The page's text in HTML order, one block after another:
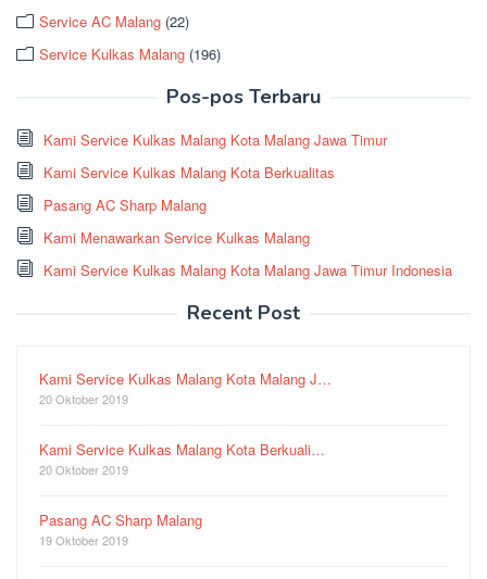
Service AC Malang (22)
Service Kulkas Malang (196)
Pos-pos Terbaru
Kami Service Kulkas Malang Kota Malang Jawa Timur
Kami Service Kulkas Malang Kota Berkualitas
Pasang AC Sharp Malang
Kami Menawarkan Service Kulkas Malang
Kami Service Kulkas Malang Kota Malang Jawa Timur Indonesia
Recent Post
Kami Service Kulkas Malang Kota Malang J…
20 Oktober 2019
Kami Service Kulkas Malang Kota Berkuali…
20 Oktober 2019
Pasang AC Sharp Malang
19 Oktober 2019